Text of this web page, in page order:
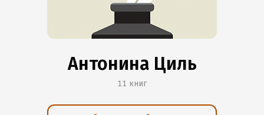
Антонина Циль
11 книг